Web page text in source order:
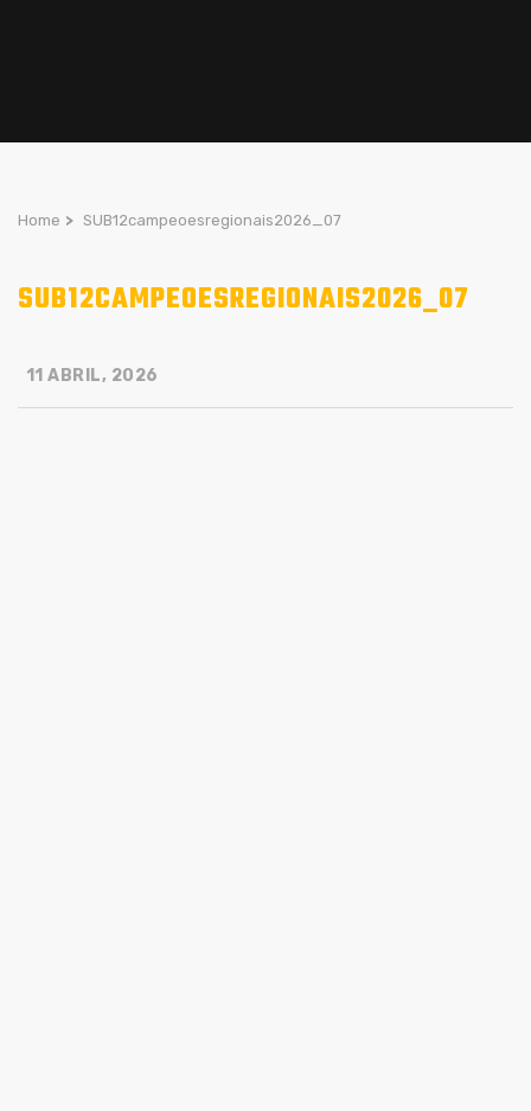
Home > SUB12campeoesregionais2026_07
SUB12CAMPEOESREGIONAIS2026_07
11 ABRIL, 2026